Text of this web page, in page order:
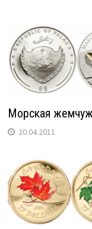
Морская
20.04.2011